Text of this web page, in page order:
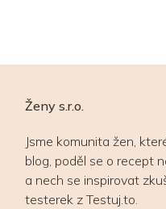
Ženy s.r.o.
Jsme komunita žen,
blog, poděl se o recept
a nech se inspirovat
testerek z Testuj.to.